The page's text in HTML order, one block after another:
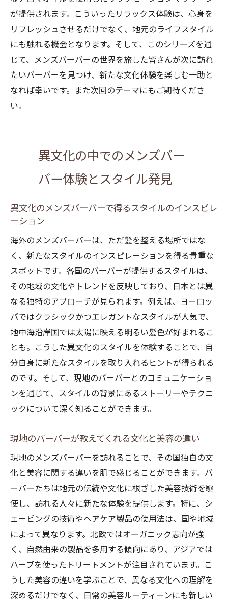
メンズバーバーで得られる旅の醍醐味
旅行中に試したいメンズバーバーのサービ
ス
メンズバーバーで感じる異国の風土とスタイル
メンズバーバーが教えてくれるその国の雰
囲気
現地のメンズバーバーで体感する異国の風
メンズバーバーを通じて知るその国のスタ
異国のメンズバーバーでの体験が生む新た
が提供されます。こういったリラックス体験は、心身を
リフレッシュさせるだけでなく、地元のライフスタイル
にも触れる機会となります。そして、このシリーズを通
じて、メンズバーバーの世界を旅した皆さんが次に訪れ
たいバーバーを見つけ、新たな文化体験を楽しむ一助と
なれば幸いです。また次回のテーマにもご期待くださ
い。
異文化の中でのメンズバー
バー体験とスタイル発見
異文化のメンズバーバーで得るスタイルのインスピレ
ーション
海外のメンズバーバーは、ただ髪を整える場所ではな
く、新たなスタイルのインスピレーションを得る貴重な
スポットです。各国のバーバーが提供するスタイルは、
その地域の文化やトレンドを反映しており、日本とは異
なる独特のアプローチが見られます。例えば、ヨーロッ
パではクラシックかつエレガントなスタイルが人気で、
地中海沿岸国では太陽に映える明るい髪色が好まれるこ
とも。こうした異文化のスタイルを体験することで、自
分自身に新たなスタイルを取り入れるヒントが得られる
のです。そして、現地のバーバーとのコミュニケーショ
ンを通じて、スタイルの背景にあるストーリーやテクニ
ックについて深く知ることができます。
現地のバーバーが教えてくれる文化と美容の違い
現地のメンズバーバーを訪れることで、その国独自の文
化と美容に関する違いを肌で感じることができます。バ
ーバーたちは地元の伝統や文化に根ざした美容技術を駆
使し、訪れる人々に新たな体験を提供します。特に、シ
ェービングの技術やヘアケア製品の使用法は、国や地域
によって異なります。北欧ではオーガニック志向が強
く、自然由来の製品を多用する傾向にあり、アジアでは
ハーブを使ったトリートメントが注目されています。こ
うした美容の違いを学ぶことで、異なる文化への理解を
深めるだけでなく、日常の美容ルーティーンにも新しい